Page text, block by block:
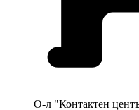
О-л "Контактен